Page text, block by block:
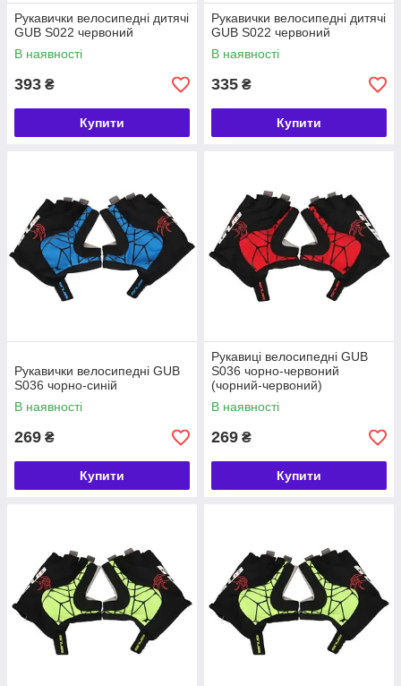
Рукавички велосипедні дитячі
GUB S022 червоний
В наявності
393 ₴
Купити
Рукавички велосипедні дитячі
GUB S022 червоний
В наявності
335 ₴
Купити
Рукавички велосипедні GUB
S036 чорно-синій
В наявності
269 ₴
Купити
Рукавиці велосипедні GUB
S036 чорно-червоний
(чорний-червоний)
В наявності
269 ₴
Купити